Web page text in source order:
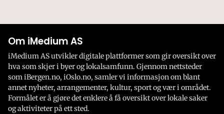
Om iMedium AS
iMedium AS utvikler digitale plattformer som gir oversikt over
hva som skjer i byer og lokalsamfunn. Gjennom nettsteder
som iBergen.no, iOslo.no, samler vi informasjon om blant
annet nyheter, arrangementer, kultur, sport og vær i området.
Formålet er å gjøre det enklere å få oversikt over lokale saker
og aktiviteter på ett sted.